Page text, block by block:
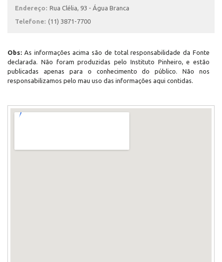
Endereço: Rua Clélia, 93 - Água Branca
Telefone: (11) 3871-7700
Obs: As informações acima são de total responsabilidade da Fonte
declarada. Não foram produzidas pelo Instituto Pinheiro, e estão
publicadas apenas para o conhecimento do público. Não nos
responsabilizamos pelo mau uso das informações aqui contidas.